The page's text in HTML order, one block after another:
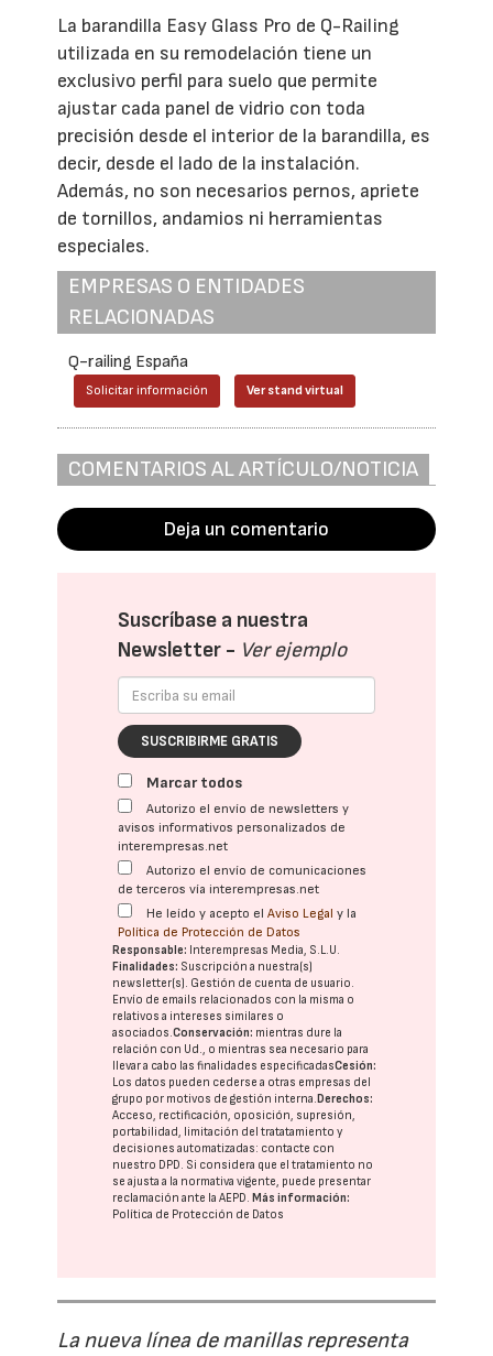
La barandilla Easy Glass Pro de Q-Railing
utilizada en su remodelación tiene un
exclusivo perfil para suelo que permite
ajustar cada panel de vidrio con toda
precisión desde el interior de la barandilla, es
decir, desde el lado de la instalación.
Además, no son necesarios pernos, apriete
de tornillos, andamios ni herramientas
especiales.
EMPRESAS O ENTIDADES
RELACIONADAS
Q-railing España
Solicitar información Ver stand virtual
COMENTARIOS AL ARTÍCULO/NOTICIA
Deja un comentario
Suscríbase a nuestra
Newsletter - Ver ejemplo
SUSCRIBIRME GRATIS
Marcar todos
Autorizo el envío de newsletters y
avisos informativos personalizados de
interempresas.net
Autorizo el envío de comunicaciones
de terceros vía interempresas.net
He leído y acepto elAviso Legal y la
Política de Protección de Datos
Responsable: Interempresas Media, S.L.U.
Finalidades: Suscripción a nuestra(s)
newsletter(s). Gestión de cuenta de usuario.
Envío de emails relacionados con la misma o
relativos a intereses similares o
asociados.Conservación: mientras dure la
relación con Ud., o mientras sea necesario para
llevar a cabo las finalidades especificadasCesión:
Los datos pueden cederse a otras empresas del
grupo por motivos de gestión interna. Derechos:
Acceso, rectificación, oposición, supresión,
portabilidad, limitación del tratatamiento y
decisiones automatizadas: contacte con
nuestro DPD. Si considera que el tratamiento no
se ajusta a la normativa vigente, puede presentar
reclamación ante laAEPD. Más información:
Política de Protección de Datos
La nueva línea de manillas representa